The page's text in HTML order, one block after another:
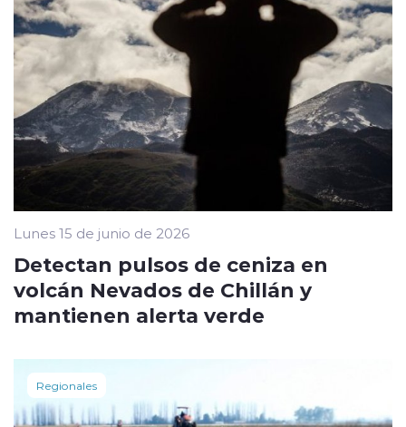
Lunes 15 de junio de 2026
Detectan pulsos de ceniza en
volcán Nevados de Chillán y
mantienen alerta verde
Regionales